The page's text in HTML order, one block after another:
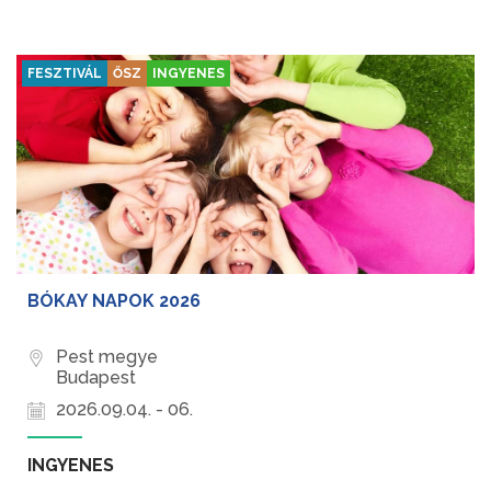
FESZTIVÁL ŐSZ INGYENES
BÓKAY NAPOK 2026
Pest megye
Budapest
2026.09.04. - 06.
INGYENES